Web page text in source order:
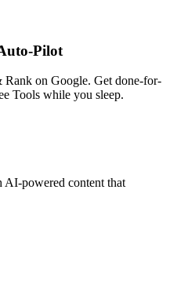
Pilot
on Google. Get done-for-
Tools while you sleep.
powered content that